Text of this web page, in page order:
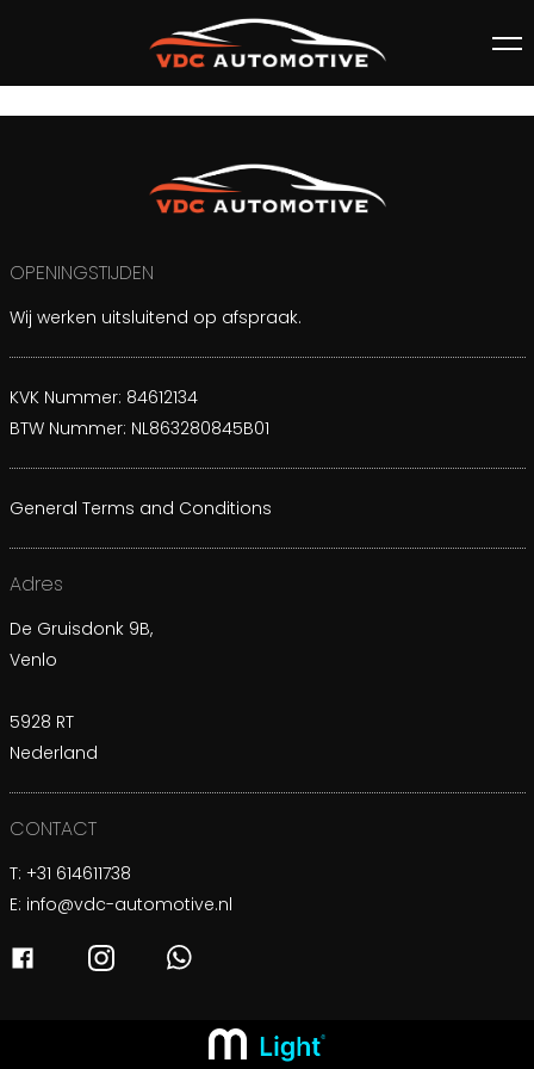
OPENINGSTIJDEN
Wij werken uitsluitend op afspraak.
KVK Nummer: 84612134
BTW Nummer: NL863280845B01
General Terms and Conditions
Adres
De Gruisdonk 9B,
Venlo
5928 RT
Nederland
CONTACT
T: +31 614611738
E: info@vdc-automotive.nl